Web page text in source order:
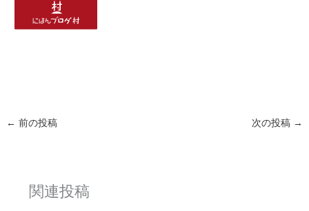
← 前の投稿 次の投稿 →
関連投稿